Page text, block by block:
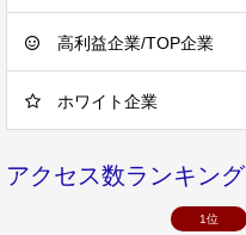
高利益企業/TOP企業
ホワイト企業
アクセス数ランキング
1位